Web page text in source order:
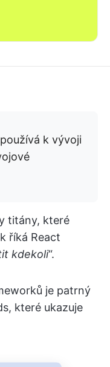
používá k vývoji
titány, které
říká React
kdekoli“.
je patrný
které ukazuje